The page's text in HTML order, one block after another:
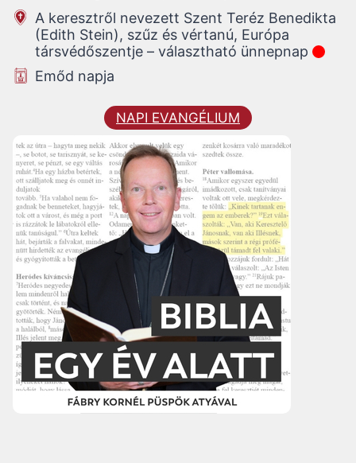
A keresztről nevezett Szent Teréz Benedikta
(Edith Stein), szűz és vértanú, Európa
társvédőszentje – választható ünnepnap
Emőd napja
NAPI EVANGÉLIUM